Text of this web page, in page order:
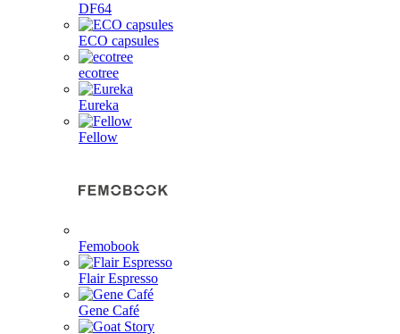
DF64
ECO capsules
ecotree
Eureka
Fellow
Femobook
Flair Espresso
Gene Café